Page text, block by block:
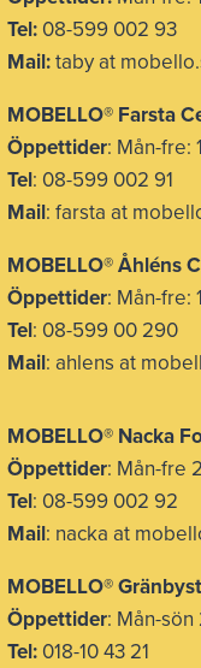
Tel: 08-599 002 93
Mail:taby at
MOBELLO® Farsta
Öppettider: Mån-fre:
Tel: 08-599 002 91
Mail: farsta at
MOBELLO® Åhléns
Öppettider: Mån-fre:
Tel: 08-599 00 290
Mail: ahlens at
MOBELLO® Nacka
Öppettider: Mån-fre
Tel: 08-599 002 92
Mail: nacka at
MOBELLO®
Öppettider: Mån-
Tel: 018-10 43 21